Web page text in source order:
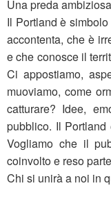
Una preda
Il Portland è
accontenta, che è
e che conosce il
Ci appostiamo,
muoviamo, come
catturare? Idee,
pubblico. Il
Vogliamo che il
coinvolto e reso
Chi si unirà a noi in